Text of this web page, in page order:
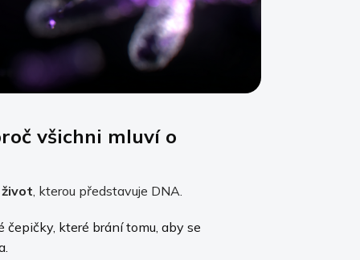
všichni mluví o
život , kterou představuje DNA.
čepičky, které brání tomu, aby se